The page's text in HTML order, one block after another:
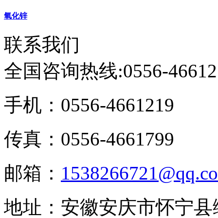
氧化锌
联系我们
全国咨询热线:0556-
手机：0556-4661219
传真：0556-4661799
邮箱：
地址：安徽安庆市怀宁